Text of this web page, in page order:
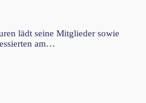
lädt seine Mitglieder sowie
am…